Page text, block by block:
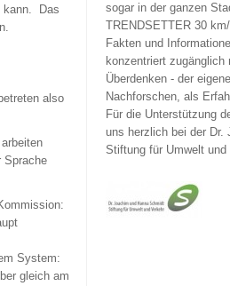
kann. Das
also
Sprache
System:
gleich am
sogar in der ganzen
TRENDSETTER 30
Fakten und
konzentriert
Überdenken - der
Nachforschen, als
Für die Unterstützung
uns herzlich bei der Dr.
Stiftung für Umwelt und